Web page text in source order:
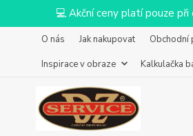
💻 Akční ceny platí pouze
O nás Jak nakupovat Obchodní
Inspirace v obraze
Kalkulačka